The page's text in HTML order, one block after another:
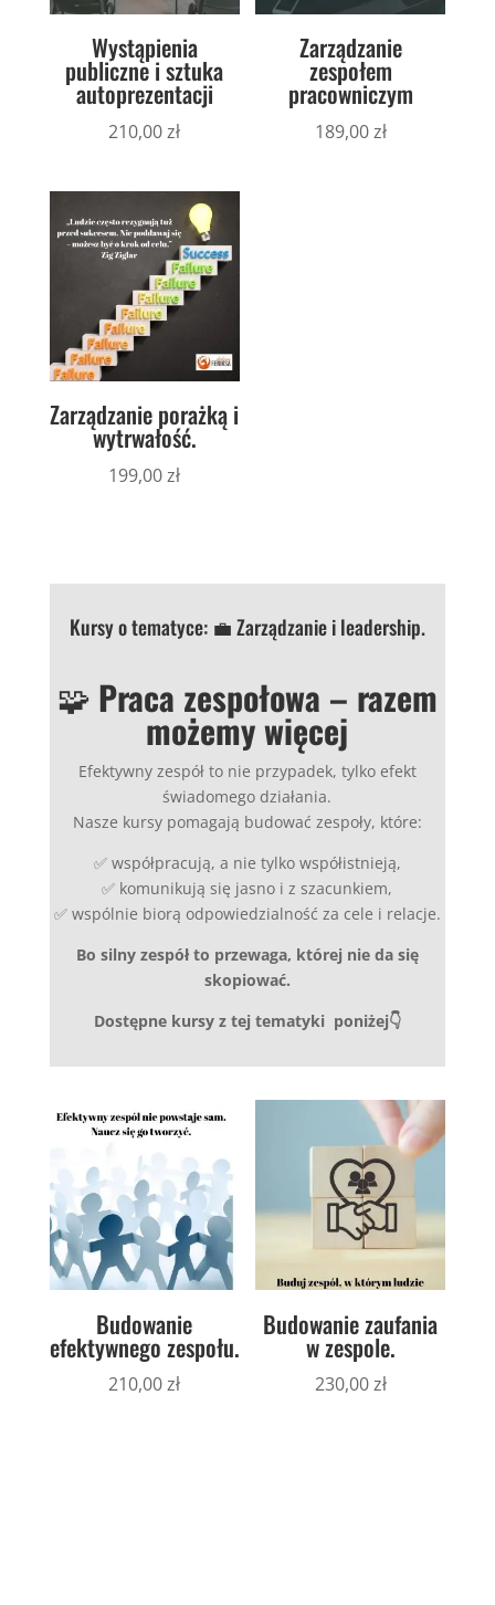
Wystąpienia
publiczne i sztuka
autoprezentacji
210,00zł
Zarządzanie
zespołem
pracowniczym
189,00zł
Zarządzanie porażką i
wytrwałość.
199,00zł
Kursy o tematyce: 💼 Zarządzanie i leadership.
🧩 Praca zespołowa – razem
możemy więcej
Efektywny zespół to nie przypadek, tylko efekt
świadomego działania.
Nasze kursy pomagają budować zespoły, które:
✅ współpracują, a nie tylko współistnieją,
✅ komunikują się jasno i z szacunkiem,
✅ wspólnie biorą odpowiedzialność za cele i relacje.
Bo silny zespół to przewaga, której nie da się
skopiować.
Dostępne kursy z tej tematyki poniżej👇
Budowanie
efektywnego zespołu.
210,00zł
Budowanie zaufania
w zespole.
230,00zł